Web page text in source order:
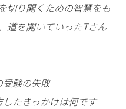
切り開くための智慧をも
道を開いていったTさん
験の失敗
たきっかけは何です